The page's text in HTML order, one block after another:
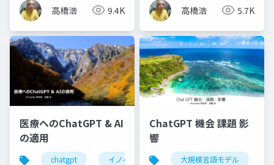
高橋浩 9.4K 高橋浩 5.7K
医療へのChatGPT & AI
の適用
chatgpt イノベーション ヘルスケア
ChatGPT 機会 課題 影
響
大規模言語モデル